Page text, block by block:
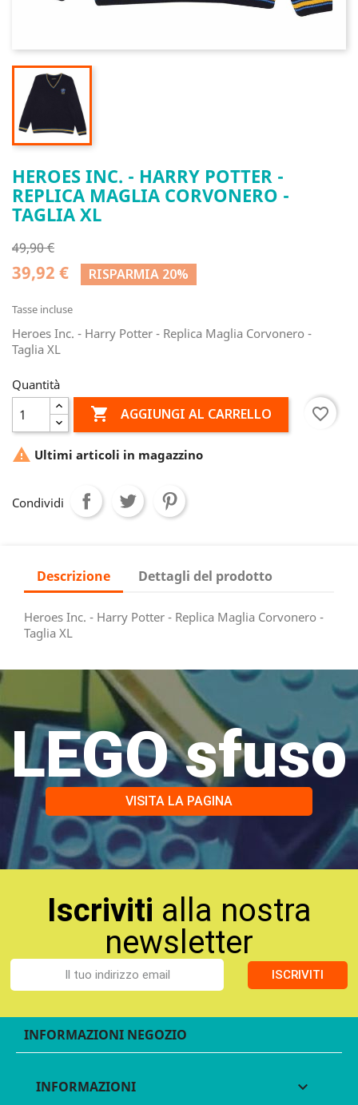
HEROES INC. - HARRY POTTER -
REPLICA MAGLIA CORVONERO -
TAGLIA XL
49,90 €
39,92 € RISPARMIA 20%
Tasse incluse
Heroes Inc. - Harry Potter - Replica Maglia Corvonero -
Taglia XL
Quantità
 AGGIUNGI AL CARRELLO favorite_border
 Ultimi articoli in magazzino
Condividi
Descrizione Dettagli del prodotto
Heroes Inc. - Harry Potter - Replica Maglia Corvonero -
Taglia XL
LEGO sfuso
VISITA LA PAGINA
Iscriviti alla nostra
newsletter
ISCRIVITI
INFORMAZIONI NEGOZIO
INFORMAZIONI 